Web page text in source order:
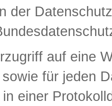
der
auf eine
für jeden
einer